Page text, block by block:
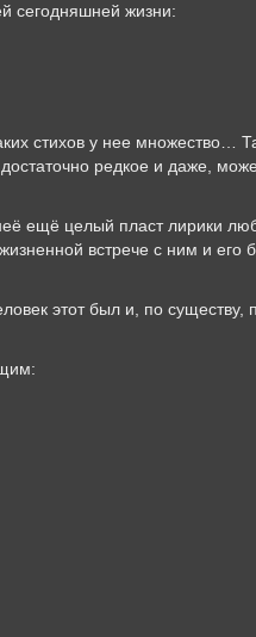
сегодняшней жизни:
стихов у нее множество…
редкое и даже,
ещё целый пласт лирики
встрече с ним и его
этот был и, по существу,